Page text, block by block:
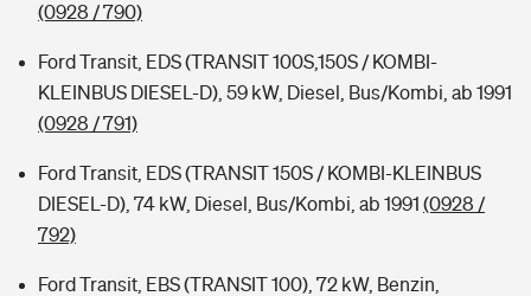
(0928 / 790)
Ford Transit, EDS (TRANSIT 100S,150S / KOMBI-
KLEINBUS DIESEL-D), 59 kW, Diesel, Bus/Kombi, ab 1991
(0928 / 791)
Ford Transit, EDS (TRANSIT 150S / KOMBI-KLEINBUS
DIESEL-D), 74 kW, Diesel, Bus/Kombi, ab 1991 (0928 /
792)
Ford Transit, EBS (TRANSIT 100), 72 kW, Benzin,